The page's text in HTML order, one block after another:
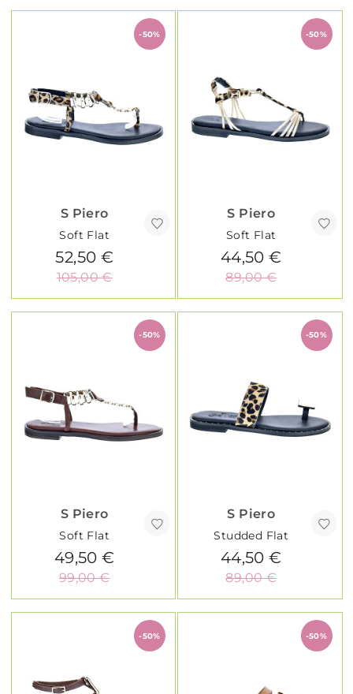
-50%
S Piero
Soft Flat
52,50 €
105,00 €
-50%
S Piero
Soft Flat
44,50 €
89,00 €
-50%
S Piero
Soft Flat
49,50 €
99,00 €
-50%
S Piero
Studded Flat
44,50 €
89,00 €
-50% -50%